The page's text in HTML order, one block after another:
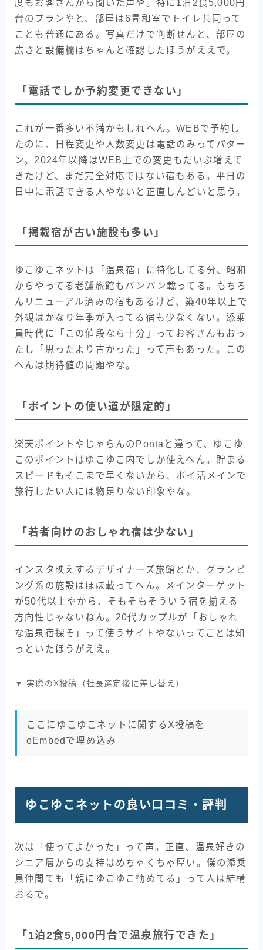
度もお客さんから聞いた声や。特に1泊2食5,000円
台のプランやと、部屋は6畳和室でトイレ共同って
ことも普通にある。写真だけで判断せんと、部屋の
広さと設備欄はちゃんと確認したほうがええで。
「電話でしか予約変更できない」
これが一番多い不満かもしれへん。WEBで予約し
たのに、日程変更や人数変更は電話のみってパター
ン。2024年以降はWEB上での変更もだいぶ増えて
きたけど、まだ完全対応ではない宿もある。平日の
日中に電話できる人やないと正直しんどいと思う。
「掲載宿が古い施設も多い」
ゆこゆこネットは「温泉宿」に特化してる分、昭和
からやってる老舗旅館もバンバン載ってる。もちろ
んリニューアル済みの宿もあるけど、築40年以上で
外観はかなり年季が入ってる宿も少なくない。添乗
員時代に「この値段なら十分」ってお客さんもおっ
たし「思ったより古かった」って声もあった。この
へんは期待値の問題やな。
「ポイントの使い道が限定的」
楽天ポイントやじゃらんのPontaと違って、ゆこゆ
このポイントはゆこゆこ内でしか使えへん。貯まる
スピードもそこまで早くないから、ポイ活メインで
旅行したい人には物足りない印象やな。
「若者向けのおしゃれ宿は少ない」
インスタ映えするデザイナーズ旅館とか、グランピ
ング系の施設はほぼ載ってへん。メインターゲット
が50代以上やから、そもそもそういう宿を揃える
方向性じゃないねん。20代カップルが「おしゃれ
な温泉宿探そ」って使うサイトやないってことは知
っといたほうがええ。
▼ 実際のX投稿（社長選定後に差し替え）
ここにゆこゆこネットに関するX投稿を
oEmbedで埋め込み
ゆこゆこネットの良い口コミ・評判
次は「使ってよかった」って声。正直、温泉好きの
シニア層からの支持はめちゃくちゃ厚い。僕の添乗
員仲間でも「親にゆこゆこ勧めてる」って人は結構
おるで。
「1泊2食5,000円台で温泉旅行できた」